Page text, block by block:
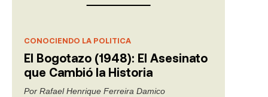
CONOCIENDO LA POLITICA
El Bogotazo (1948): El Asesinato
que Cambió la Historia
Por Rafael Henrique Ferreira Damico